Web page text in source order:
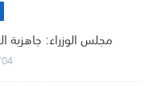
مجلس الوزراء: جاهزية